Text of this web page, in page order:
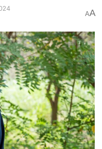
AA